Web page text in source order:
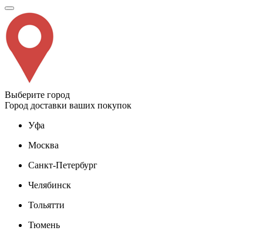
Выберите город
Город доставки ваших покупок
Уфа
Москва
Санкт-Петербург
Челябинск
Тольятти
Тюмень